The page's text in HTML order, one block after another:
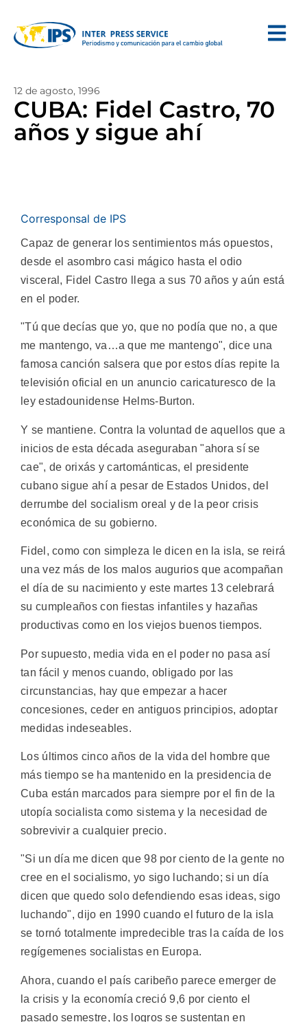
12 de agosto, 1996
CUBA: Fidel Castro, 70
años y sigue ahí
Corresponsal de IPS
Capaz de generar los sentimientos más opuestos,
desde el asombro casi mágico hasta el odio
visceral, Fidel Castro llega a sus 70 años y aún está
en el poder.
"Tú que decías que yo, que no podía que no, a que
me mantengo, va…a que me mantengo", dice una
famosa canción salsera que por estos días repite la
televisión oficial en un anuncio caricaturesco de la
ley estadounidense Helms-Burton.
Y se mantiene. Contra la voluntad de aquellos que a
inicios de esta década aseguraban "ahora sí se
cae", de orixás y cartománticas, el presidente
cubano sigue ahí a pesar de Estados Unidos, del
derrumbe del socialism oreal y de la peor crisis
económica de su gobierno.
Fidel, como con simpleza le dicen en la isla, se reirá
una vez más de los malos augurios que acompañan
el día de su nacimiento y este martes 13 celebrará
su cumpleaños con fiestas infantiles y hazañas
productivas como en los viejos buenos tiempos.
Por supuesto, media vida en el poder no pasa así
tan fácil y menos cuando, obligado por las
circunstancias, hay que empezar a hacer
concesiones, ceder en antiguos principios, adoptar
medidas indeseables.
Los últimos cinco años de la vida del hombre que
más tiempo se ha mantenido en la presidencia de
Cuba están marcados para siempre por el fin de la
utopía socialista como sistema y la necesidad de
sobrevivir a cualquier precio.
"Si un día me dicen que 98 por ciento de la gente no
cree en el socialismo, yo sigo luchando; si un día
dicen que quedo solo defendiendo esas ideas, sigo
luchando", dijo en 1990 cuando el futuro de la isla
se tornó totalmente impredecible tras la caída de los
regígemenes socialistas en Europa.
Ahora, cuando el país caribeño parece emerger de
la crisis y la economía creció 9,6 por ciento el
pasado semestre, los logros se sustentan en